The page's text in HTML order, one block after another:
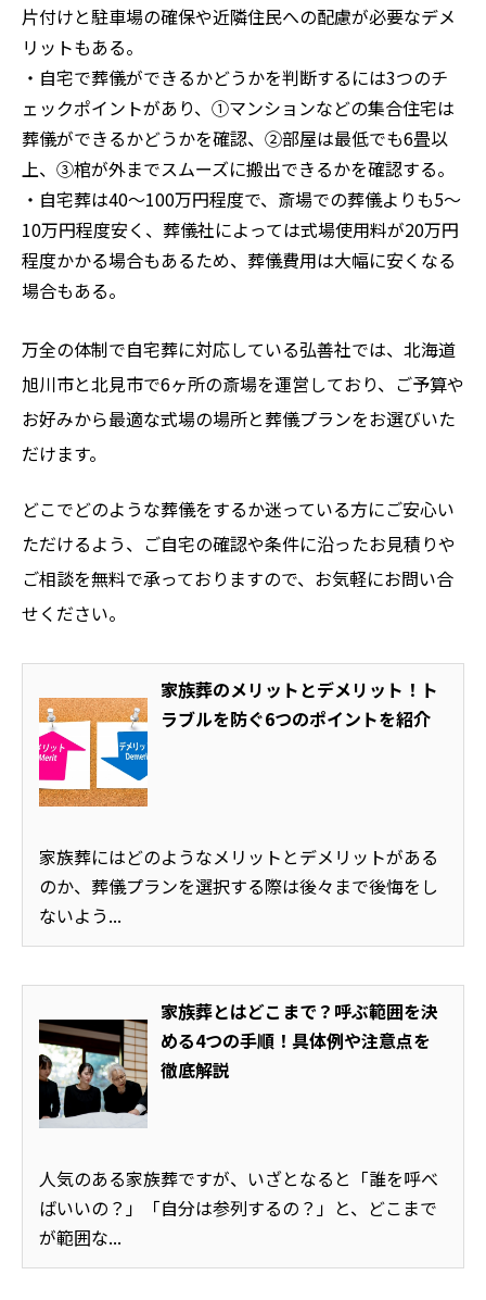
片付けと駐車場の確保や近隣住民への配慮が必要なデメ
リットもある。
・自宅で葬儀ができるかどうかを判断するには3つのチ
ェックポイントがあり、①マンションなどの集合住宅は
葬儀ができるかどうかを確認、②部屋は最低でも6畳以
上、③棺が外までスムーズに搬出できるかを確認する。
・自宅葬は40〜100万円程度で、斎場での葬儀よりも5〜
10万円程度安く、葬儀社によっては式場使用料が20万円
程度かかる場合もあるため、葬儀費用は大幅に安くなる
場合もある。
万全の体制で自宅葬に対応している弘善社では、北海道
旭川市と北見市で6ヶ所の斎場を運営しており、ご予算や
お好みから最適な式場の場所と葬儀プランをお選びいた
だけます。
どこでどのような葬儀をするか迷っている方にご安心い
ただけるよう、ご自宅の確認や条件に沿ったお見積りや
ご相談を無料で承っておりますので、お気軽にお問い合
せください。
家族葬のメリットとデメリット！ト
ラブルを防ぐ6つのポイントを紹介
家族葬にはどのようなメリットとデメリットがある
のか、葬儀プランを選択する際は後々まで後悔をし
ないよう...
家族葬とはどこまで？呼ぶ範囲を決
める4つの手順！具体例や注意点を
徹底解説
人気のある家族葬ですが、いざとなると「誰を呼べ
ばいいの？」「自分は参列するの？」と、どこまで
が範囲な...